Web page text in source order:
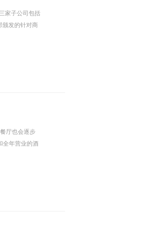
家子公司包括
颁发的针对商
厅也会逐步
全年营业的酒